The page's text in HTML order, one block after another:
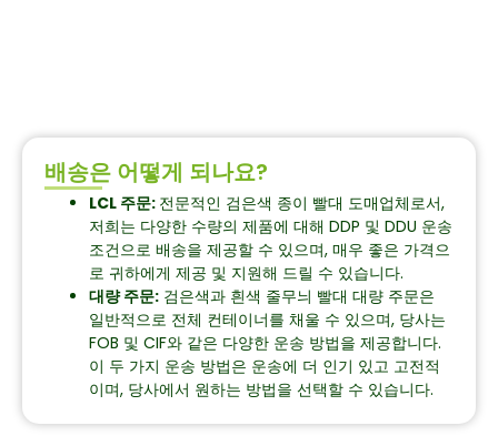
배송은 어떻게 되나요?
LCL 주문: 전문적인 검은색 종이 빨대 도매업체로서,
저희는 다양한 수량의 제품에 대해 DDP 및 DDU 운송
조건으로 배송을 제공할 수 있으며, 매우 좋은 가격으
로 귀하에게 제공 및 지원해 드릴 수 있습니다.
대량 주문: 검은색과 흰색 줄무늬 빨대 대량 주문은
일반적으로 전체 컨테이너를 채울 수 있으며, 당사는
FOB 및 CIF와 같은 다양한 운송 방법을 제공합니다.
이 두 가지 운송 방법은 운송에 더 인기 있고 고전적
이며, 당사에서 원하는 방법을 선택할 수 있습니다.